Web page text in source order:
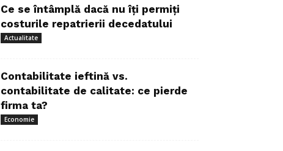
Ce se întâmplă dacă nu îți permiți
costurile repatrierii decedatului
Actualitate
Contabilitate ieftină vs.
contabilitate de calitate: ce pierde
firma ta?
Economie